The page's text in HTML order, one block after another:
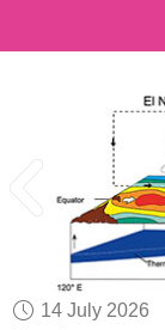
14 July 2026